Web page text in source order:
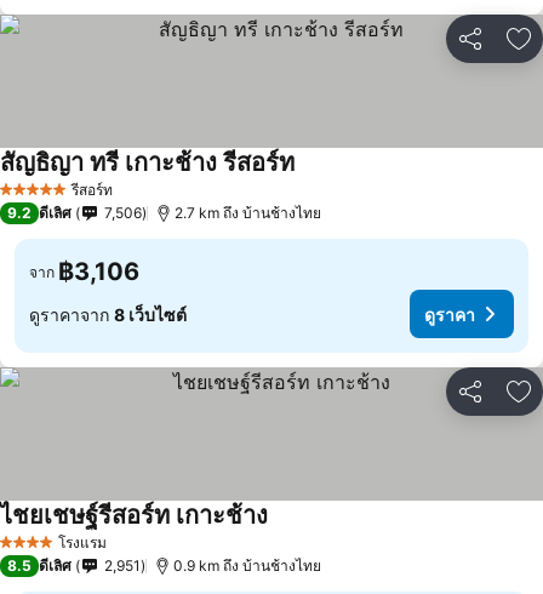
แชร์ เ
5 ดาว รีสอร์ท
สัญธิญา ทรี เกาะช้าง รีสอร์ทดูราคา
9.2 ดีเลิศ 7,506 2.7 km ถึง บ้านช้างไทย
จาก ฿3,106
ดูราคาจาก 8 เว็บไซต์ ดูราคา
แชร์ เ
4 ดาว โรงแรม
ไชยเชษฐ์รีสอร์ท เกาะช้าง
8.5 ดีเลิศ 2,951 0.9 km ถึง บ้านช้างไทย